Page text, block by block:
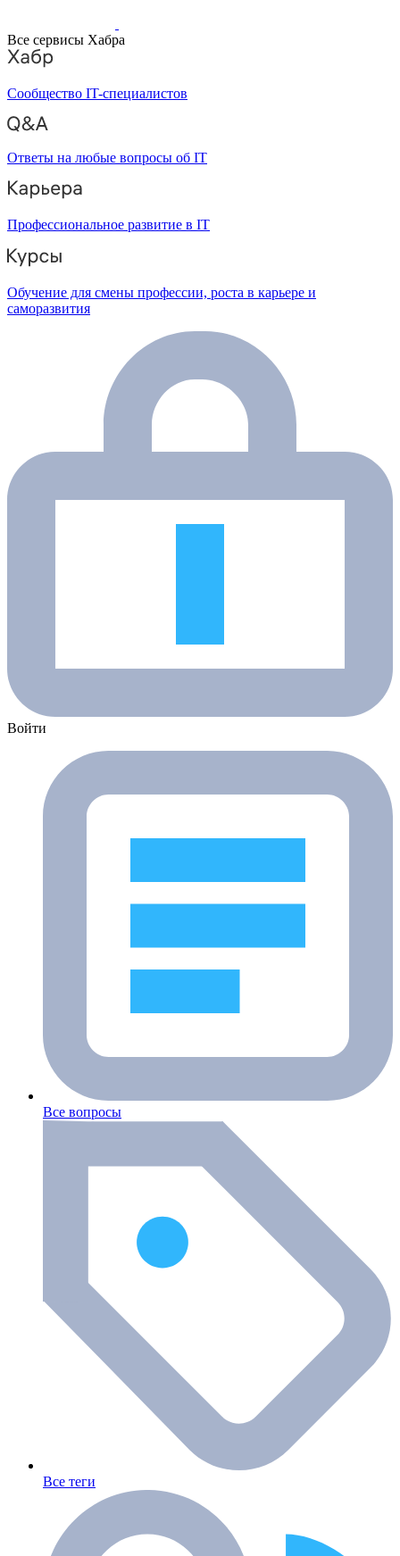
Все сервисы Хабра
Сообщество IT-специалистов
Ответы на любые вопросы об IT
Профессиональное развитие в IT
Обучение для смены профессии, роста в карьере и
саморазвития
Войти
Все вопросы
Все теги